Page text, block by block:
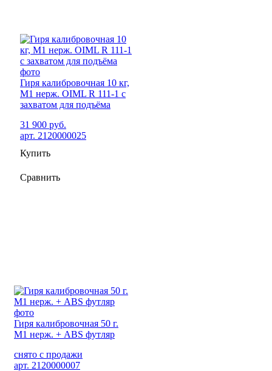
Гиря калибровочная 10 кг,
М1 нерж. OIML R 111-1 с
захватом для подъёма
31 900 руб.
арт. 2120000025
Купить
Сравнить
Гиря калибровочная 50 г.
М1 нерж. + ABS футляр
снято с продажи
арт. 2120000007